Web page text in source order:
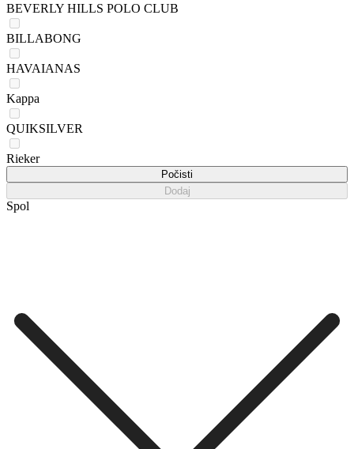
BEVERLY HILLS POLO CLUB
BILLABONG
HAVAIANAS
Kappa
QUIKSILVER
Rieker
Počisti
Dodaj
Spol